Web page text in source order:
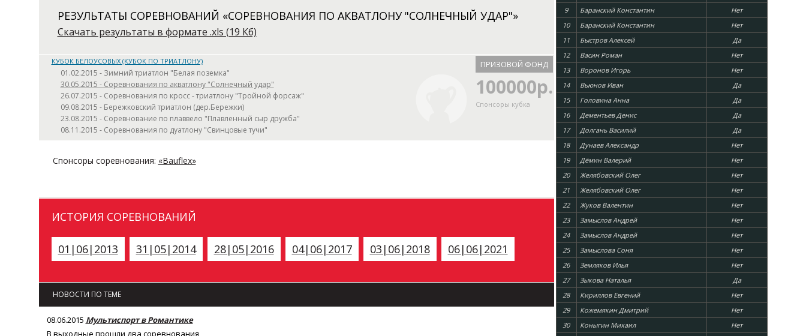
РЕЗУЛЬТАТЫ СОРЕВНОВАНИЙ «СОРЕВНОВАНИЯ ПО АКВАТЛОНУ "СОЛНЕЧНЫЙ УДАР"»
Скачать результаты в формате .xls (19 Кб)
КУБОК БЕЛОУСОВЫХ (КУБОК ПО ТРИАТЛОНУ)
01.02.2015 - Зимний триатлон "Белая поземка"
30.05.2015 - Соревнования по акватлону "Солнечный удар"
26.07.2015 - Соревнования по кросс - триатлону "Тройной форсаж"
09.08.2015 - Бережковский триатлон (дер.Бережки)
23.08.2015 - Соревнование по плаввело "Плавленный сыр дружба"
08.11.2015 - Соревнования по дуатлону "Свинцовые тучи"
ПРИЗОВОЙ ФОНД
100000р.
Спонсоры кубка
Спонсоры соревнования: «Bauflex»
ИСТОРИЯ СОРЕВНОВАНИЙ
01|06|2013 31|05|2014 28|05|2016 04|06|2017 03|06|2018 06|06|2021
НОВОСТИ ПО ТЕМЕ
08.06.2015 Мультиспорт в Романтике
В выходные прошли два соревнования
9
Баранский Константин
Нет
10
Баранский Константин
Нет
11
Быстров Алексей
Да
12
Васин Роман
Нет
13
Воронов Игорь
Нет
14
Вьюнов Иван
Да
15
Головина Анна
Да
16
Дементьев Денис
Да
17
Долгань Василий
Да
18
Дунаев Александр
Нет
19
Дёмин Валерий
Нет
20
Желябовский Олег
Нет
21
Желябовский Олег
Нет
22
Жуков Валентин
Нет
23
Замыслов Андрей
Нет
24
Замыслов Андрей
Нет
25
Замыслова Соня
Нет
26
Земляков Илья
Нет
27
Зыкова Наталья
Да
28
Кириллов Евгений
Нет
29
Кожемякин Дмитрий
Нет
30
Коныгин Михаил
Нет